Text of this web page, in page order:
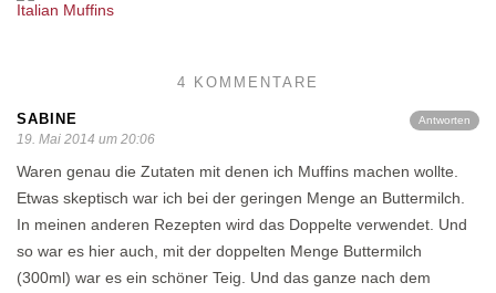
Italian Muffins
4 KOMMENTARE
Antworten
SABINE
19. Mai 2014 um 20:06
Waren genau die Zutaten mit denen ich Muffins machen wollte.
Etwas skeptisch war ich bei der geringen Menge an Buttermilch.
In meinen anderen Rezepten wird das Doppelte verwendet. Und
so war es hier auch, mit der doppelten Menge Buttermilch
(300ml) war es ein schöner Teig. Und das ganze nach dem